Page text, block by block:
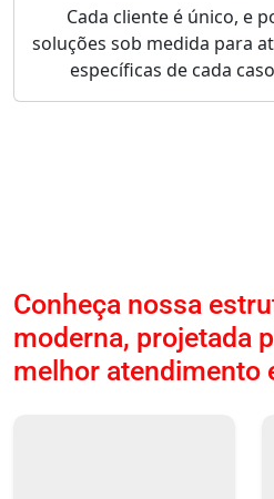
Cada cliente é único, e
soluções sob medida para
específicas de cada
Conheça nossa
moderna, projetada
melhor atendimento